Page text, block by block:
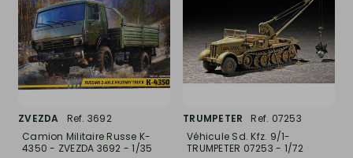
ZVEZDA
Ref. 3692
Camion Militaire Russe K-
4350 - ZVEZDA 3692 - 1/35
TRUMPETER
Ref. 07253
Véhicule Sd. Kfz. 9/1-
TRUMPETER 07253 - 1/72